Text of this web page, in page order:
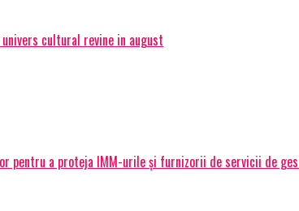
cultural revine in august
pentru a proteja IMM-urile și furnizorii de servicii de